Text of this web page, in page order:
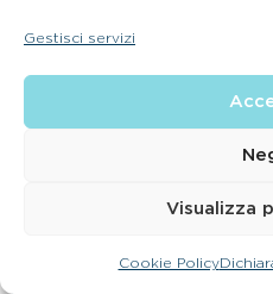
Gestisci servizi
Visualizza
Cookie Policy
Come, attraverso la
Te lo spiego nella
reale.
CONTATTA LA